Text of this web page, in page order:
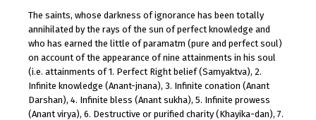
The saints, whose darkness of ignorance has been totally
annihilated by the rays of the sun of perfect knowledge and
who has earned the little of paramatm (pure and perfect soul)
on account of the appearance of nine attainments in his soul
(i.e. attainments of 1. Perfect Right belief (Samyaktva), 2.
Infinite knowledge (Anant-jnana), 3. Infinite conation (Anant
Darshan), 4. Infinite bless (Anant sukha), 5. Infinite prowess
(Anant virya), 6. Destructive or purified charity (Khayika-dan), 7.